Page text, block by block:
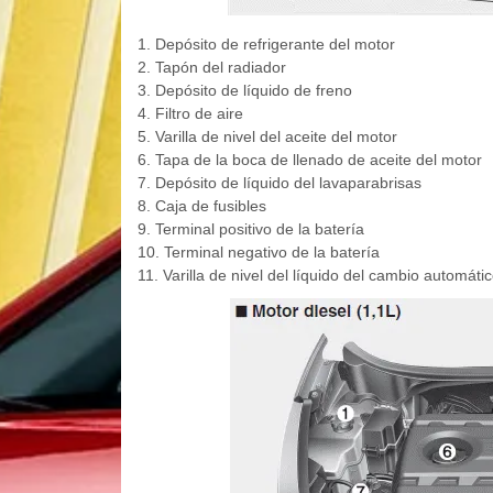
1. Depósito de refrigerante del motor
2. Tapón del radiador
3. Depósito de líquido de freno
4. Filtro de aire
5. Varilla de nivel del aceite del motor
6. Tapa de la boca de llenado de aceite del motor
7. Depósito de líquido del lavaparabrisas
8. Caja de fusibles
9. Terminal positivo de la batería
10. Terminal negativo de la batería
11. Varilla de nivel del líquido del cambio